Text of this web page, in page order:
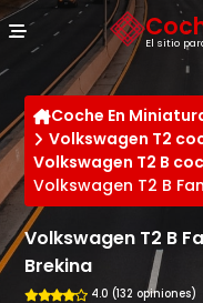
El sitio
Coche En
Volkswagen T2
Volkswagen T2 B
Volkswagen T2 B
Volkswagen T2 B
Brekina
4.0 (132 opiniones)
Panel de gestión de cookies